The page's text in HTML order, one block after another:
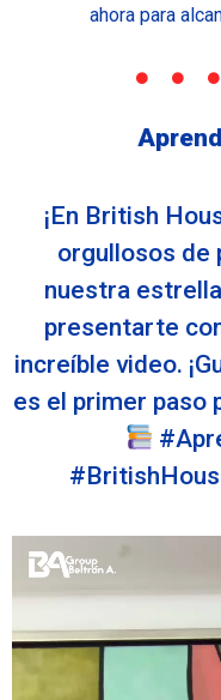
ahora para
¡En British
orgullosos de
nuestra
presentarte
increíble video.
es el primer paso